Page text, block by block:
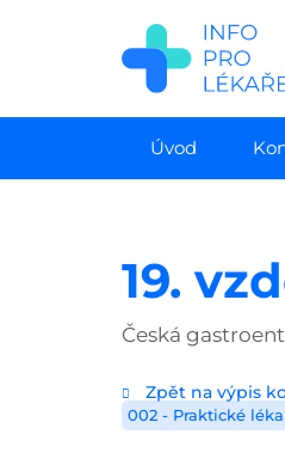
Úvod
19.
Česká
Zpět na výpis
002 - Praktické